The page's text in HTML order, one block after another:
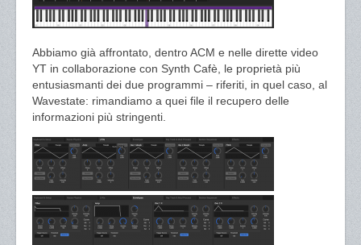
Abbiamo già affrontato, dentro ACM e nelle dirette video
YT in collaborazione con Synth Cafè, le proprietà più
entusiasmanti dei due programmi – riferiti, in quel caso, al
Wavestate: rimandiamo a quei file il recupero delle
informazioni più stringenti.